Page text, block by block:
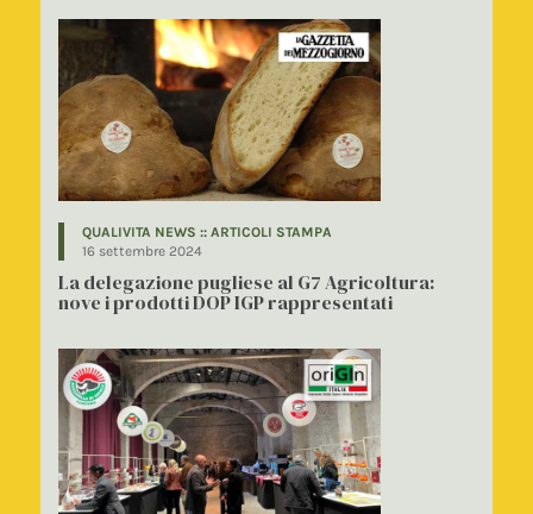
QUALIVITA NEWS :: ARTICOLI STAMPA
16 settembre 2024
La delegazione pugliese al G7 Agricoltura:
nove i prodotti DOP IGP rappresentati